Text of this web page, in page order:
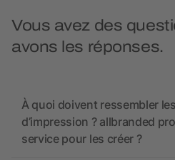
Vous avez des
avons les réponses.
À quoi doivent ressembler
d’impression ? allbranded
service pour les créer ?